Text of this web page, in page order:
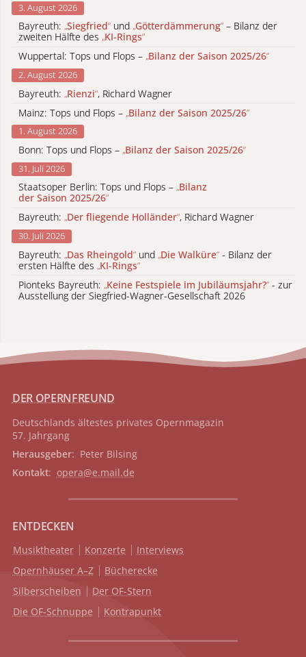
3. August 2026
Bayreuth: „Siegfried“ und „Götterdämmerung“ – Bilanz der
zweiten Hälfte des „KI-Rings“
Wuppertal: Tops und Flops – „Bilanz der Saison 2025/26“
2. August 2026
Bayreuth: „Rienzi“, Richard Wagner
Mainz: Tops und Flops – „Bilanz der Saison 2025/26“
1. August 2026
Bonn: Tops und Flops – „Bilanz der Saison 2025/26“
31. Juli 2026
Staatsoper Berlin: Tops und Flops – „Bilanz
der Saison 2025/26“
Bayreuth: „Der fliegende Holländer“, Richard Wagner
30. Juli 2026
Bayreuth: „Das Rheingold“ und „Die Walküre“ - Bilanz der
ersten Hälfte des „KI-Rings“
Pionteks Bayreuth: „Keine Festspiele im Jubiläumsjahr?“ - zur
Ausstellung der Siegfried-Wagner-Gesellschaft 2026
DER OPERNFREUND
Deutschlands ältestes privates Opernmagazin
57. Jahrgang
Herausgeber: Peter Bilsing
Kontakt: opera@e.mail.de
ENTDECKEN
Musiktheater Konzerte
Interviews
Opernhäuser A–Z
Bücherecke
Silberscheiben
Der OF-Stern
Die OF-Schnuppe
Kontrapunkt